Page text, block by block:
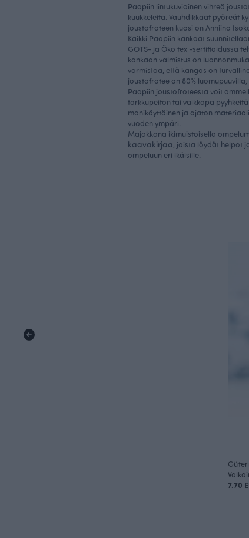
Paapiin lintukuvioinen vihreä
kuukkeleita. Vauhdikkaat pyöreät
joustofroteen kuosi on Anniina
Kaikki Paapiin kankaat
GOTS- ja Öko tex -sertifioidussa
kankaan valmistus on
varmistaa, että kangas on
joustofrotee on 80%
Paapiin joustofroteesta voit
torkkupeiton tai vaikkapa
monikäyttöinen ja ajaton
vuoden ympäri.
Majakkana ikimuistoisella
kaavakirjaa, joista löydät helpot
ompeluun eri ikäisille.
7.70